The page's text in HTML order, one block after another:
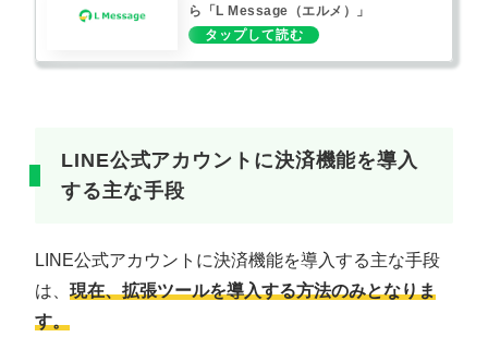
ら「L Message（エルメ）」
LINE公式アカウントに決済機能を導入
する主な手段
LINE公式アカウントに決済機能を導入する主な手段
は、 現在、拡張ツールを導入する方法のみとなりま
す。